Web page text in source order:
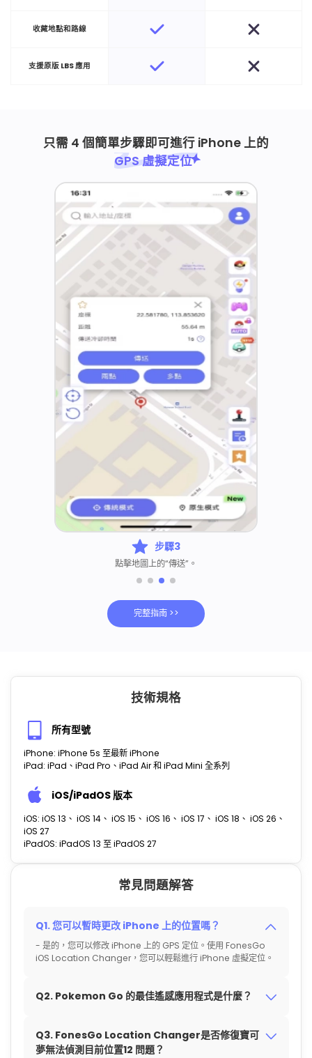
收藏地點和路線
支援原版 LBS 應用
只需 4 個簡單步驟即可進行 iPhone 上的
GPS 虛擬定位
步驟3
點擊地圖上的“傳送”。
完整指南 >>
技術規格
所有型號
iPhone: iPhone 5s 至最新 iPhone
iPad: iPad、iPad Pro、iPad Air 和 iPad Mini 全系列
iOS/iPadOS 版本
iOS: iOS 13、 iOS 14、 iOS 15、 iOS 16、 iOS 17、 iOS 18、 iOS 26、
iOS 27
iPadOS: iPadOS 13 至 iPadOS 27
常見問題解答
Q1. 您可以暫時更改 iPhone 上的位置嗎？
- 是的，您可以修改 iPhone 上的 GPS 定位。使用 FonesGo
iOS Location Changer，您可以輕鬆進行 iPhone 虛擬定位。
Q2. Pokemon Go 的最佳遙感應用程式是什麼？
Q3. FonesGo Location Changer是否修復寶可
夢無法偵測目前位置12 問題？